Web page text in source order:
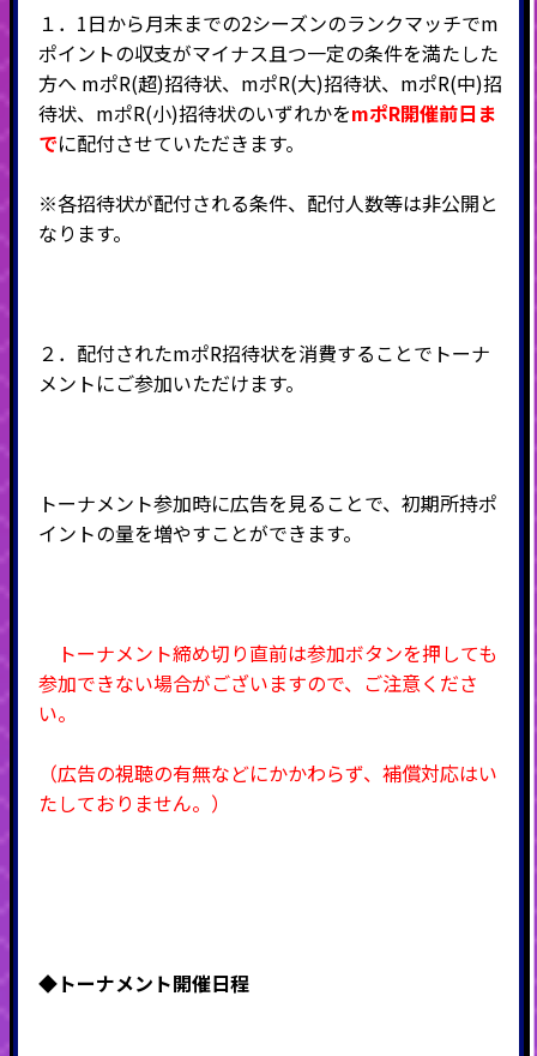
１．1日から月末までの2シーズンのランクマッチでm
ポイントの収支がマイナス且つ一定の条件を満たした
方へ mポR(超)招待状、mポR(大)招待状、mポR(中)招
待状、mポR(小)招待状のいずれかをmポR開催前日ま
でに配付させていただきます。
※各招待状が配付される条件、配付人数等は非公開と
なります。
２．配付されたmポR招待状を消費することでトーナ
メントにご参加いただけます。
トーナメント参加時に広告を見ることで、初期所持ポ
イントの量を増やすことができます。
トーナメント締め切り直前は参加ボタンを押しても
参加できない場合がございますので、ご注意くださ
い。
（広告の視聴の有無などにかかわらず、補償対応はい
たしておりません。）
◆トーナメント開催日程